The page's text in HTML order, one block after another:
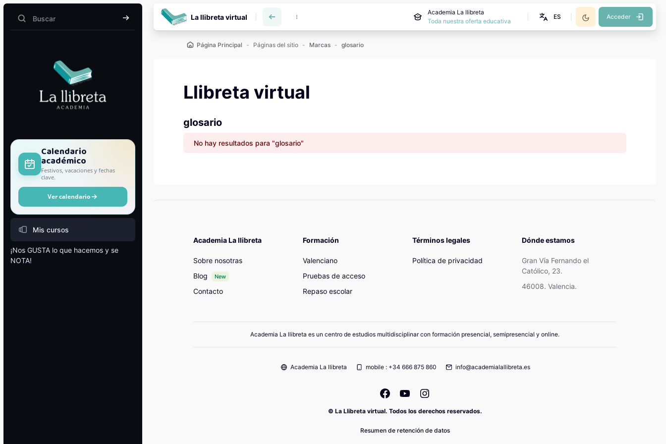
Buscar
Buscar
BloquesCalendario
académico
Festivos, vacaciones y fechas
clave.
Ver calendario
Mis cursos
¡Nos GUSTA lo que hacemos y se
NOTA!
La llibreta virtual
Academia La llibreta
Toda nuestra oferta educativa
ES Acceder
Página Principal Páginas del sitio Marcas glosario
Llibreta virtual
glosario
No hay resultados para "glosario"
Academia La llibreta
Sobre nosotras
Blog
New
Contacto
Formación
Valenciano
Pruebas de acceso
Repaso escolar
Términos legales
Política de privacidad
Dónde estamos
Gran Vía Fernando el
Católico, 23.
46008. Valencia.
Academia La llibreta es un centro de estudios multidisciplinar con formación presencial, semipresencial y online.
Academia La llibreta mobile : +34 666 875 860 info@academialallibreta.es
© La Llibreta virtual. Todos los derechos reservados.
Resumen de retención de datos